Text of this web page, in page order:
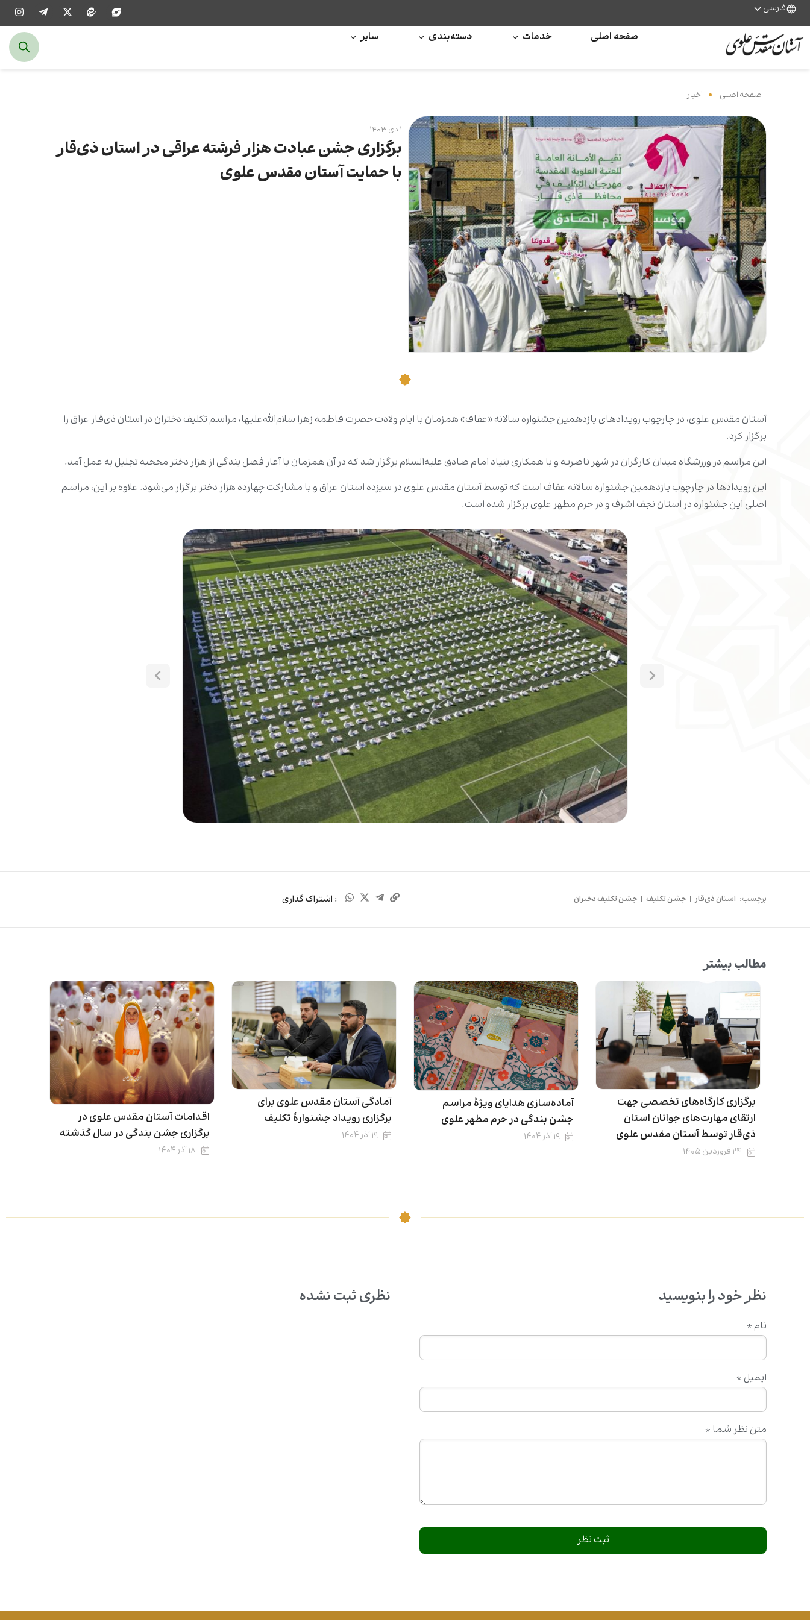
فارسی
صفحه اصلی خدمات دسته‌بندی سایر
صفحه اصلی اخبار
۱ دی ۱۴۰۳
برگزاری جشن عبادت هزار فرشته عراقی در استان ذی‌قار
با حمایت آستان مقدس علوی
آستان مقدس علوی، در چارچوب رویدادهای یازدهمین جشنواره سالانه «عفاف» همزمان با ایام ولادت حضرت فاطمه زهرا سلام‌الله‌علیها، مراسم تکلیف دختران در استان ذی‌قار عراق را
برگزار کرد.
این مراسم در ورزشگاه میدان کارگران در شهر ناصریه و با همکاری بنیاد امام صادق علیه‌السلام برگزار شد که در آن همزمان با آغاز فصل بندگی از هزار دختر محجبه تجلیل به عمل آمد.
این رویدادها در چارچوب یازدهمین جشنواره سالانه عفاف است که توسط آستان مقدس علوی در سیزده استان عراق و با مشارکت چهارده هزار دختر برگزار می‌شود. علاوه بر این، مراسم
اصلی این جشنواره در استان نجف اشرف و در حرم مطهر علوی برگزار شده است.
برچسب: استان ذی‌قار | جشن تکلیف | جشن تکلیف دختران : اشتراک گذاری
مطالب بیشتر
برگزاری کارگاه‌های تخصصی جهت
ارتقای مهارت‌های جوانان استان
ذی‌قار توسط آستان مقدس علوی
۲۴ فروردین ۱۴۰۵
آماده‌سازی هدایای ویژۀ مراسم
جشن بندگی در حرم مطهر علوی
۱۹ آذر ۱۴۰۴
آمادگی آستان مقدس علوی برای
برگزاری رویداد جشنوارۀ تکلیف
۱۹ آذر ۱۴۰۴
اقدامات آستان مقدس علوی در
برگزاری جشن بندگی در سال گذشته
۱۸ آذر ۱۴۰۴
نظر خود را بنویسید
متن نظر شما *
نام *
ایمیل *
نظری ثبت نشده